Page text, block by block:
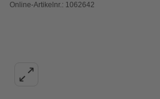
Online-Artikelnr.: 1062642